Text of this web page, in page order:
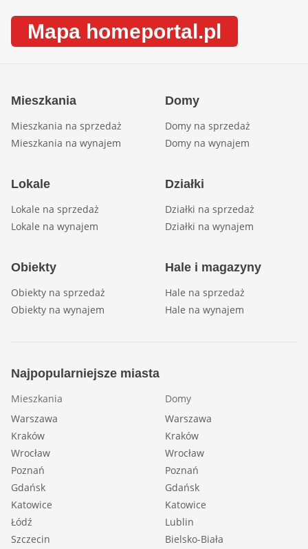
Mapa homeportal.pl
Mieszkania
Mieszkania na sprzedaż
Mieszkania na wynajem
Domy
Domy na sprzedaż
Domy na wynajem
Lokale
Lokale na sprzedaż
Lokale na wynajem
Działki
Działki na sprzedaż
Działki na wynajem
Obiekty
Obiekty na sprzedaż
Obiekty na wynajem
Hale i magazyny
Hale na sprzedaż
Hale na wynajem
Najpopularniejsze miasta
Mieszkania
Warszawa
Kraków
Wrocław
Poznań
Gdańsk
Katowice
Łódź
Szczecin
Domy
Warszawa
Kraków
Wrocław
Poznań
Gdańsk
Katowice
Lublin
Bielsko-Biała